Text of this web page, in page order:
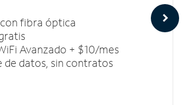
fibra óptica
Avanzado + $10/mes
de datos, sin contratos